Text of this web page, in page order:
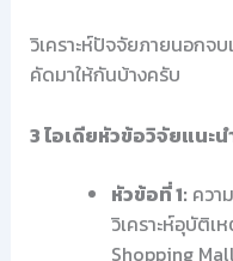
วิเคราะห์ปัจจัยภายนอกจ
คัดมาให้กันบ้างครับ
3 ไอเดียหัวข้อวิจัยแนะน
หัวข้อที่ 1: ควา
วิเคราะห์อุบัติ
Shopping